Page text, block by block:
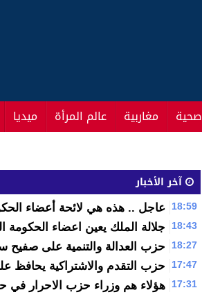
صحية مغاربية عالم المرأة ميديا
آخر الأخبار
18:59 عاجل .. هذه هي لائحة أعضاء
18:43 جلالة الملك يعين اعضاء الحكومة
18:27 حزب العدالة والتنمية على صفيح
17:47 حزب التقدم والاشتراكية يحافظ
17:31 هؤلاء هم وزراء حزب الاحرار في حكومة